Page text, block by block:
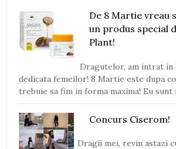
De 8 Martie vreau
un produs special
Plant!
Dragutelor, am intrat in
dedicata femeilor! 8 Martie este dupa
trebuie sa fim in forma maxima! Eu sunt
Concurs Ciserom!
Dragii mei, revin astazi